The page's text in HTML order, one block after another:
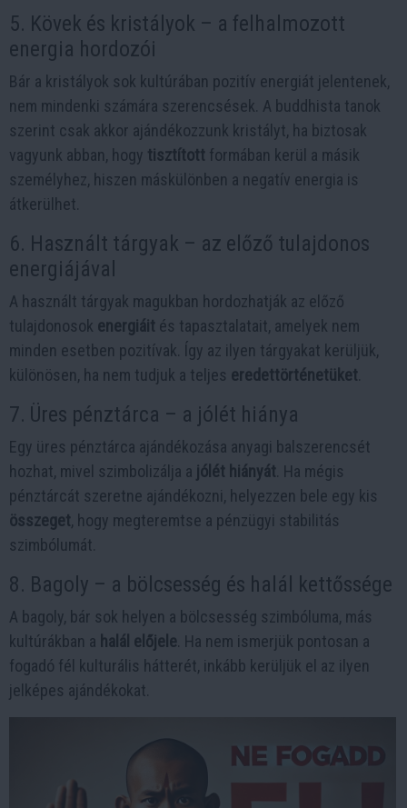
5. Kövek és kristályok – a felhalmozott
energia hordozói
Bár a kristályok sok kultúrában pozitív energiát jelentenek,
nem mindenki számára szerencsések. A buddhista tanok
szerint csak akkor ajándékozzunk kristályt, ha biztosak
vagyunk abban, hogy tisztított formában kerül a másik
személyhez, hiszen máskülönben a negatív energia is
átkerülhet.
6. Használt tárgyak – az előző tulajdonos
energiájával
A használt tárgyak magukban hordozhatják az előző
tulajdonosok energiáit és tapasztalatait, amelyek nem
minden esetben pozitívak. Így az ilyen tárgyakat kerüljük,
különösen, ha nem tudjuk a teljes eredettörténetüket
7. Üres pénztárca – a jólét hiánya
Egy üres pénztárca ajándékozása anyagi balszerencsét
hozhat, mivel szimbolizálja a jólét hiányát . Ha mégis
pénztárcát szeretne ajándékozni, helyezzen bele egy kis
összeget, hogy megteremtse a pénzügyi stabilitás
szimbólumát.
8. Bagoly – a bölcsesség és halál kettőssége
A bagoly, bár sok helyen a bölcsesség szimbóluma, más
kultúrákban a halál előjele . Ha nem ismerjük pontosan a
fogadó fél kulturális hátterét, inkább kerüljük el az ilyen
jelképes ajándékokat.